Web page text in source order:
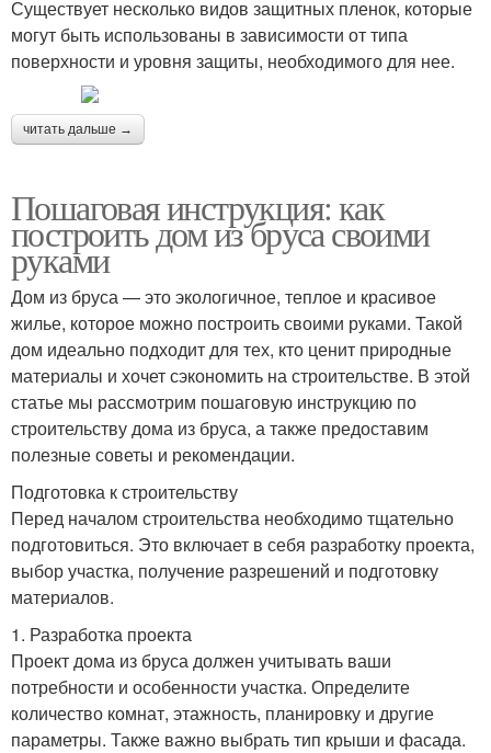
Существует несколько видов защитных пленок, которые
могут быть использованы в зависимости от типа
поверхности и уровня защиты, необходимого для нее.
читать дальше →
Пошаговая инструкция: как
построить дом из бруса своими
руками
Дом из бруса — это экологичное, теплое и красивое
жилье, которое можно построить своими руками. Такой
дом идеально подходит для тех, кто ценит природные
материалы и хочет сэкономить на строительстве. В этой
статье мы рассмотрим пошаговую инструкцию по
строительству дома из бруса, а также предоставим
полезные советы и рекомендации.
Подготовка к строительству
Перед началом строительства необходимо тщательно
подготовиться. Это включает в себя разработку проекта,
выбор участка, получение разрешений и подготовку
материалов.
1. Разработка проекта
Проект дома из бруса должен учитывать ваши
потребности и особенности участка. Определите
количество комнат, этажность, планировку и другие
параметры. Также важно выбрать тип крыши и фасада.